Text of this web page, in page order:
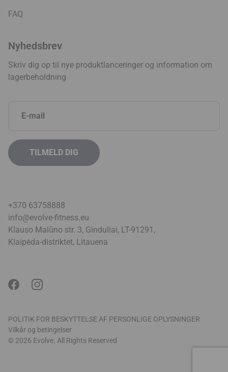
FAQ
Nyhedsbrev
Skriv dig op til nye produktlanceringer og information om
lagerbeholdning
+370 63758888
info@evolve-fitness.eu
Klauso Malūno str. 3, Ginduliai, LT-91291,
Klaipėda-distriktet, Litauena
© 2026 Evolve. All Rights Reserved
POLITIK FOR BESKYTTELSE AF PERSONLIGE OPLYSNINGER
Vilkår og betingelser